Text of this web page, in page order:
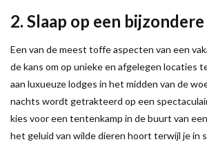
2. Slaap op een
Een van de meest toffe aspecten van een
de kans om op unieke en afgelegen locaties
aan luxueuze lodges in het midden van de
nachts wordt getrakteerd op een
kies voor een tentenkamp in de buurt van
het geluid van wilde dieren hoort terwijl je in